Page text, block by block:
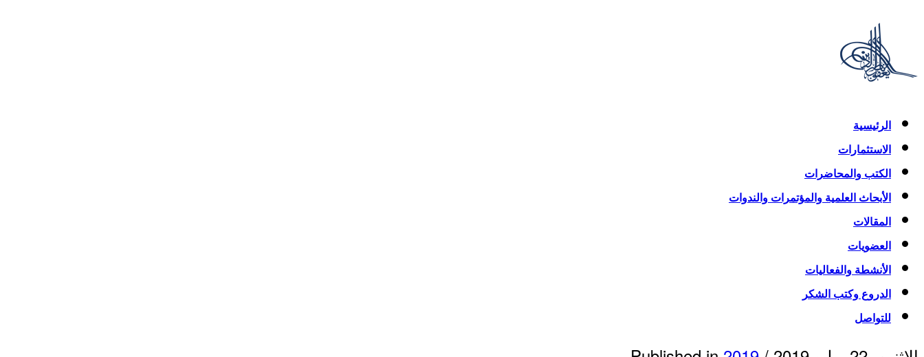
الرئيسية
الاستثمارات
الكتب والمحاضرات
الأبحاث العلمية والمؤتمرات والندوات
المقالات
العضويات
الأنشطة والفعاليات
الدروع وكتب الشكر
للتواصل